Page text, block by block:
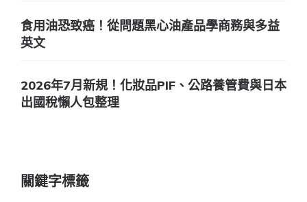
食用油恐致癌！從問題黑心油產品學商務與多益
英文
2026年7月新規！化妝品PIF、公路養管費與日本
出國稅懶人包整理
關鍵字標籤